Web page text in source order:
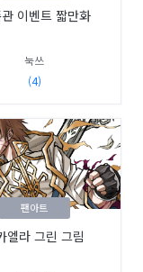
이벤트 짧만화
눅쓰
(4)
엘라 그린 그림
팬아트